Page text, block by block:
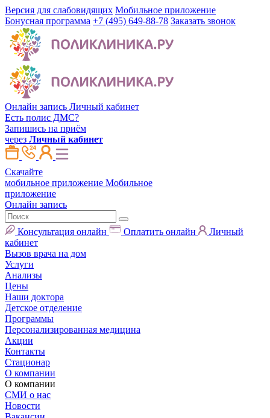
Версия для слабовидящих Мобильное приложение
Бонусная программа +7 (495) 649-88-78 Заказать звонок
Онлайн запись Личный кабинет
Есть полис ДМС?
Запишись на приём
через Личный кабинет
Скачайте
мобильное приложение Мобильное
приложение
Онлайн запись
Консультация онлайн Оплатить онлайн
Личный
кабинет
Вызов врача на дом
Услуги
Анализы
Цены
Наши доктора
Детское отделение
Программы
Персонализированная медицина
Акции
Контакты
Стационар
О компании
О компании
СМИ о нас
Новости